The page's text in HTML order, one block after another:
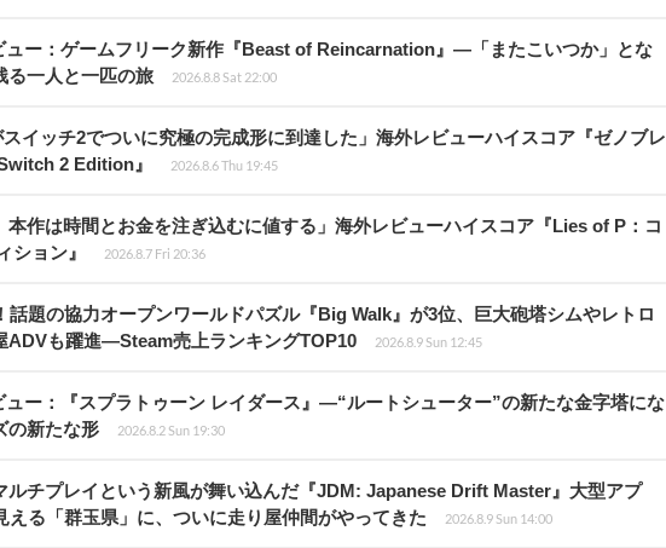
ュー：ゲームフリーク新作『Beast of Reincarnation』―「またこいつか」とな
る一人と一匹の旅
2026.8.8 Sat 22:00
スイッチ2でついに究極の完成形に到達した」海外レビューハイスコア『ゼノブレ
2 Edition』
2026.8.6 Thu 19:45
本作は時間とお金を注ぎ込むに値する」海外レビューハイスコア『Lies of P：コ
ション』
2026.8.7 Fri 20:36
話題の協力オープンワールドパズル『Big Walk』が3位、巨大砲塔シムやレトロ
ADVも躍進―Steam売上ランキングTOP10
2026.8.9 Sun 12:45
ー：『スプラトゥーン レイダース』―“ルートシューター”の新たな金字塔にな
の新たな形
2026.8.2 Sun 19:30
ルチプレイという新風が舞い込んだ『JDM: Japanese Drift Master』大型アプ
える「群玉県」に、ついに走り屋仲間がやってきた
2026.8.9 Sun 14:00